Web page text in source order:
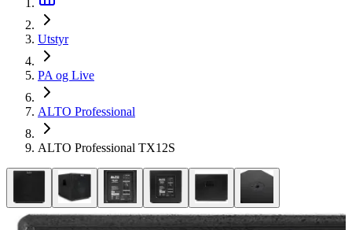
Utstyr
PA og Live
ALTO Professional
ALTO Professional TX12S